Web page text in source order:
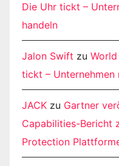
Die Uhr tickt –
handeln
Jalon Swift zu
tickt – Unternehmen
JACK zu Gartner
Capabilities-Bericht
Protection